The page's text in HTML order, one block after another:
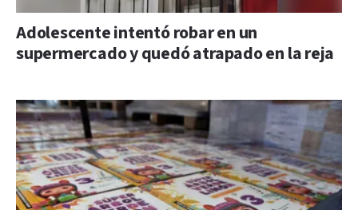
Adolescente intentó robar en un
supermercado y quedó atrapado en la reja